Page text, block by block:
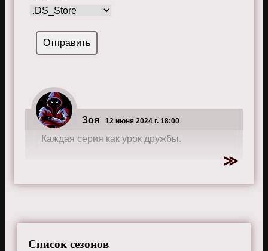
Зоя 12 июня 2024 г. 18:00
Каждая серия как урок дружбы.
Список сезонов